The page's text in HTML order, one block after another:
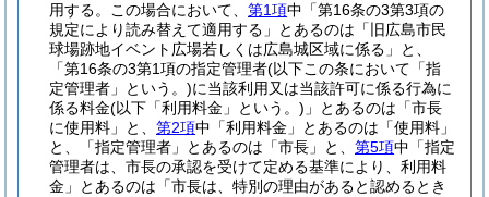
用する。
この場合において、 第1項中「第16条の3第3項の
規定により読み替えて適用する」とあるのは「旧広島市民
球場跡地イベント広場若しくは広島城区域に係る」と、
「第16条の3第1項の指定管理者(以下この条において「指
定管理者」という。)に当該利用又は当該許可に係る行為に
係る料金(以下「利用料金」という。) 」とあるのは「市長
に使用料」と、 第2項中「利用料金」とあるのは「使用料」
と、「指定管理者」とあるのは「市長」と、 第5項中「指定
管理者は、市長の承認を受けて定める基準により、利用料
金」とあるのは「市長は、特別の理由があると認めるとき